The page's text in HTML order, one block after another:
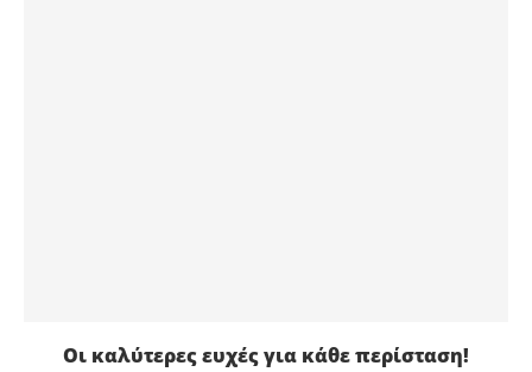
Οι καλύτερες ευχές για κάθε περίσταση!